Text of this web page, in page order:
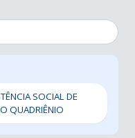
a programas sociais,
compõem a rede de
as atividades
de vínculos,
o Grupo de Mulheres,
junto às
contempla o auxílio e
de vulnerabilidade
SOCIAL DE
QUADRIÊNIO